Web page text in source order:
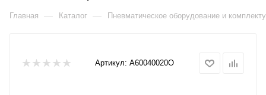
Главная — Каталог — Пневматическое оборудование и
Артикул: A60040020O